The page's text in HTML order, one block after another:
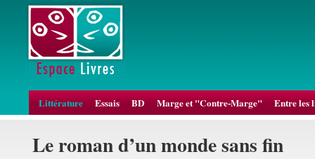
Littérature Essais BD Marge et "Contre-Marge" Entre les
Le roman d’un monde sans fin